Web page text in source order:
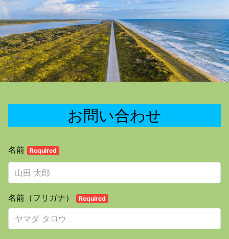
お問い合わせ
名前 Required
名前（フリガナ） Required